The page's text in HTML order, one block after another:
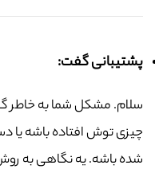
پشتیبانی گفت:
سلام. مشکل شما به خاطر
چیزی توش افتاده باشه یا
شده باشه. یه نگاهی به